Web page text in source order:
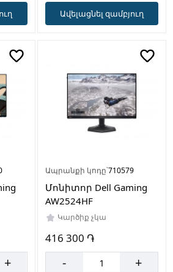
Ավելացնել զամբյուղ
+
Ապրանքի կոդը՝710579
Մոնիտոր Dell Gaming
AW2524HF
Կարծիք չկա
416 300 ֏
- +